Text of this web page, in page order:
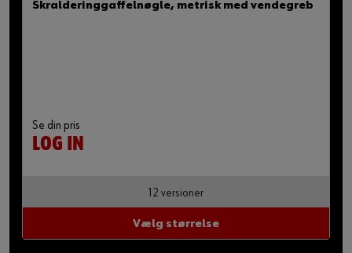
Skralderinggaffelnøgle, metrisk med vendegreb
Se din pris
LOG IN
12 versioner
Vælg størrelse